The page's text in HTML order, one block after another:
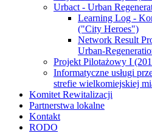
Urbact - Urban
Learning Log -
("City Heroes")
Network Result
Urban-
Projekt Pilotażowy I
Informatyczne usługi
strefie wielkomiejskiej
Komitet Rewitalizacji
Partnerstwa lokalne
Kontakt
RODO